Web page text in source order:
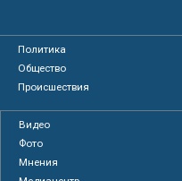
Политика
Общество
Происшествия
Видео
Фото
Мнения